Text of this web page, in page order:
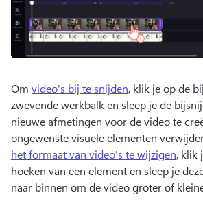
Om video's bij te snijden, klik je op de
zwevende werkbalk en sleep je de
nieuwe afmetingen voor de video te
ongewenste visuele elementen
het formaat van video's te wijzigen, klik
hoeken van een element en sleep je
naar binnen om de video groter of